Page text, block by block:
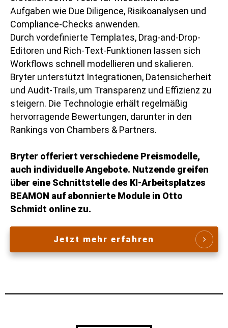
Aufgaben wie Due Diligence, Risikoanalysen und
Compliance-Checks anwenden.
Durch vordefinierte Templates, Drag-and-Drop-
Editoren und Rich-Text-Funktionen lassen sich
Workflows schnell modellieren und skalieren.
Bryter unterstützt Integrationen, Datensicherheit
und Audit-Trails, um Transparenz und Effizienz zu
steigern. Die Technologie erhält regelmäßig
hervorragende Bewertungen, darunter in den
Rankings von Chambers & Partners.
Bryter offeriert verschiedene Preismodelle,
auch individuelle Angebote. Nutzende greifen
über eine Schnittstelle des KI-Arbeitsplatzes
BEAMON auf abonnierte Module in Otto
Schmidt online zu.
Jetzt mehr erfahren